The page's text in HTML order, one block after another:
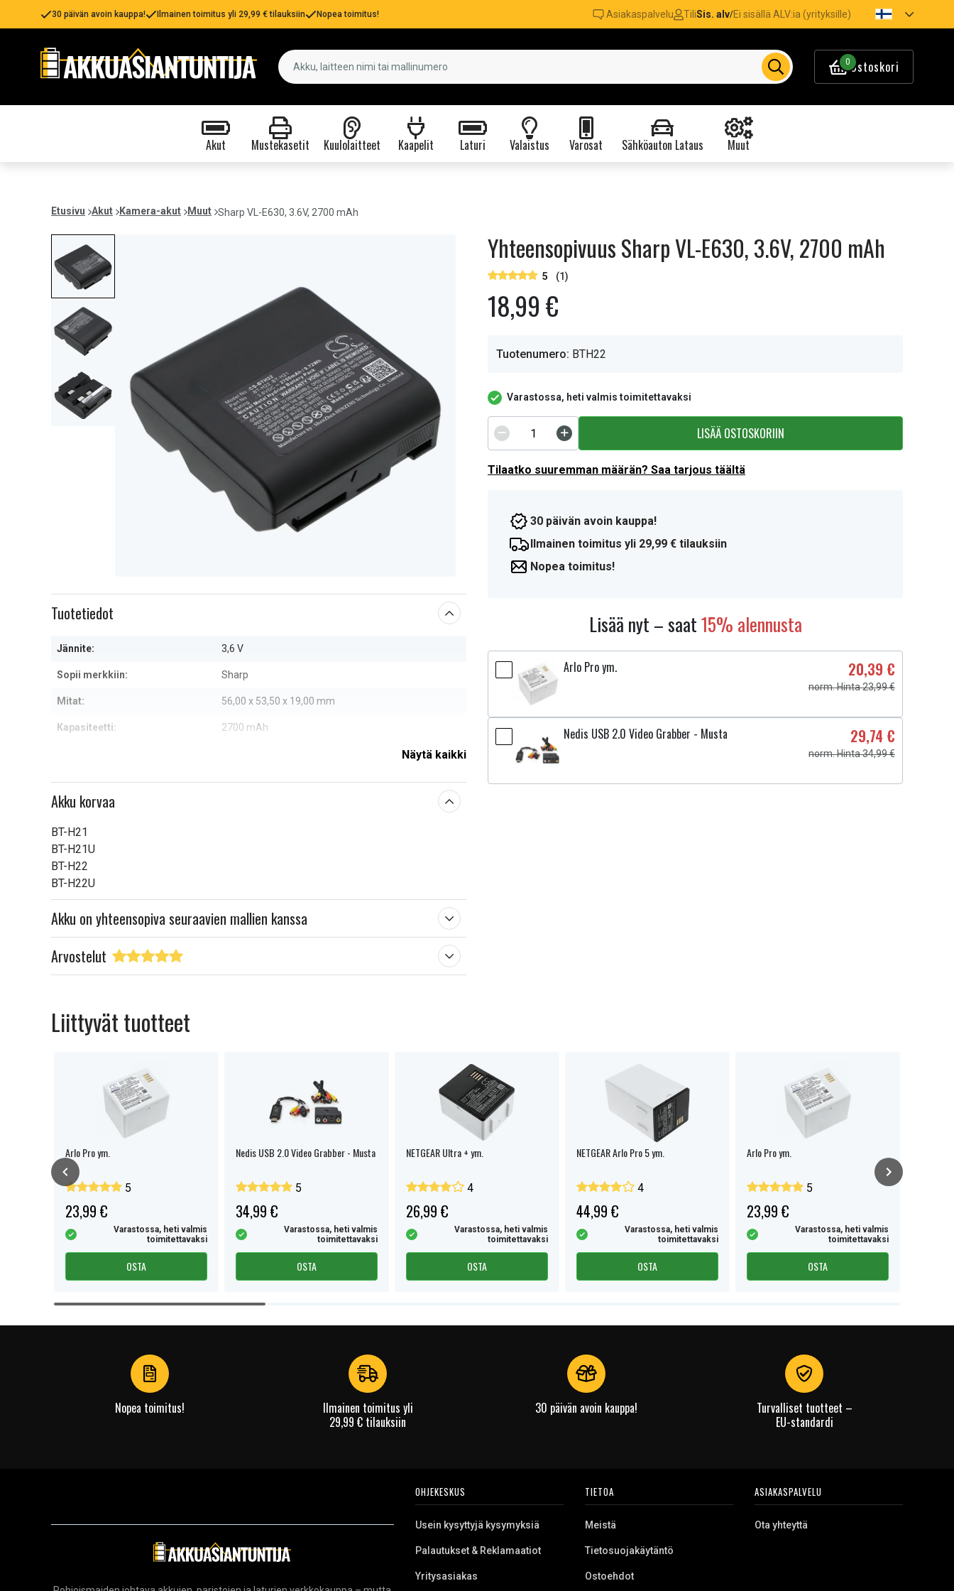
30 päivän avoin kauppa! Ilmainen toimitus yli 29,99 € tilauksiin Nopea toimitus! Asiakaspalvelu TiliSis. alv/Ei sisällä ALV:ia (yrityksille)
0Ostoskori
Akut Mustekasetit Kuulolaitteet Kaapelit Laturi Valaistus Varosat Sähköauton Lataus Muut
Etusivu Akut Kamera-akut Muut Sharp VL-E630, 3.6V, 2700 mAh
Tuotetiedot
Jännite: 3,6 V
Sopii merkkiin: Sharp
Mitat: 56,00 x 53,50 x 19,00 mm
Kapasiteetti: 2700 mAh
Näytä kaikki
Akku korvaa
BT-H21
BT-H21U
BT-H22
BT-H22U
Akku on yhteensopiva seuraavien mallien kanssa
Arvostelut
Yhteensopivuus Sharp VL-E630, 3.6V, 2700 mAh
5 (1)
18,99 €
Tuotenumero: BTH22
Varastossa, heti valmis toimitettavaksi
LISÄÄ OSTOSKORIIN
Tilaatko suuremman määrän? Saa tarjous täältä
30 päivän avoin kauppa!
Ilmainen toimitus yli 29,99 € tilauksiin
Nopea toimitus!
Lisää nyt – saat15% alennusta
Arlo Pro ym. 20,39 €
norm. Hinta 23,99 €
Nedis USB 2.0 Video Grabber - Musta 29,74 €
norm. Hinta 34,99 €
Liittyvät tuotteet
Arlo Pro ym.
5
23,99 €
Varastossa, heti valmis
toimitettavaksi
OSTA
Nedis USB 2.0 Video Grabber - Musta
5
34,99 €
Varastossa, heti valmis
toimitettavaksi
OSTA
NETGEAR Ultra + ym.
4
26,99 €
Varastossa, heti valmis
toimitettavaksi
OSTA
NETGEAR Arlo Pro 5 ym.
4
44,99 €
Varastossa, heti valmis
toimitettavaksi
OSTA
Arlo Pro ym.
5
23,99 €
Varastossa, heti valmis
toimitettavaksi
OSTA
Item
Nopea toimitus!
Ilmainen toimitus yli
29,99 € tilauksiin
30 päivän avoin kauppa!
Turvalliset tuotteet –
EU-standardi
OHJEKESKUS
Usein kysyttyjä kysymyksiä
Palautukset & Reklamaatiot
Yritysasiakas
TIETOA
Meistä
Tietosuojakäytäntö
Ostoehdot
ASIAKASPALVELU
Ota yhteyttä